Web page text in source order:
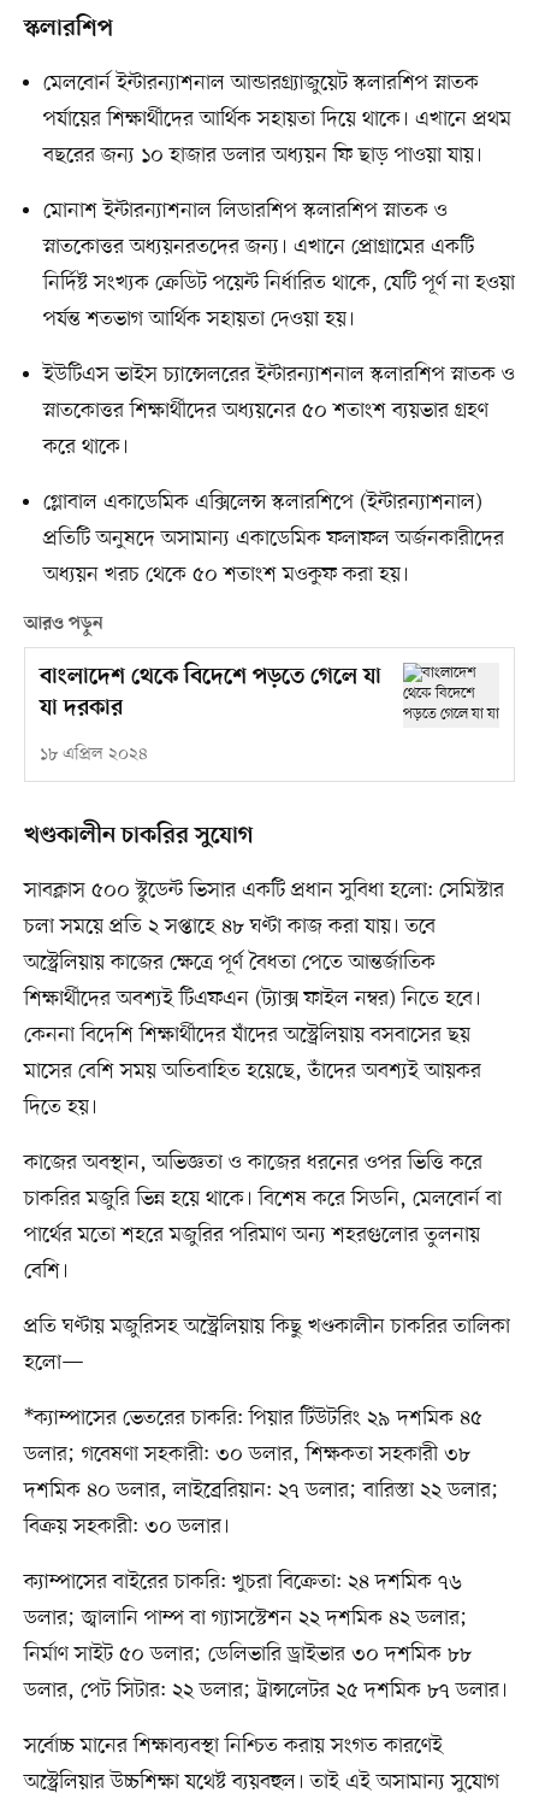
স্কলারশিপ
মেলবোর্ন ইন্টারন্যাশনাল আন্ডারগ্র্যাজুয়েট স্কলারশিপ স্নাতক
পর্যায়ের শিক্ষার্থীদের আর্থিক সহায়তা দিয়ে থাকে। এখানে প্রথম
বছরের জন্য ১০ হাজার ডলার অধ্যয়ন ফি ছাড় পাওয়া যায়।
মোনাশ ইন্টারন্যাশনাল লিডারশিপ স্কলারশিপ স্নাতক ও
স্নাতকোত্তর অধ্যয়নরতদের জন্য। এখানে প্রোগ্রামের একটি
নির্দিষ্ট সংখ্যক ক্রেডিট পয়েন্ট নির্ধারিত থাকে, যেটি পূর্ণ না হওয়া
পর্যন্ত শতভাগ আর্থিক সহায়তা দেওয়া হয়।
ইউটিএস ভাইস চ্যান্সেলরের ইন্টারন্যাশনাল স্কলারশিপ স্নাতক ও
স্নাতকোত্তর শিক্ষার্থীদের অধ্যয়নের ৫০ শতাংশ ব্যয়ভার গ্রহণ
করে থাকে।
গ্লোবাল একাডেমিক এক্সিলেন্স স্কলারশিপে (ইন্টারন্যাশনাল)
প্রতিটি অনুষদে অসামান্য একাডেমিক ফলাফল অর্জনকারীদের
অধ্যয়ন খরচ থেকে ৫০ শতাংশ মওকুফ করা হয়।
আরও পড়ুন
বাংলাদেশ থেকে বিদেশে পড়তে গেলে যা
যা দরকার
১৮ এপ্রিল ২০২৪
খণ্ডকালীন চাকরির সুযোগ
সাবক্লাস ৫০০ স্টুডেন্ট ভিসার একটি প্রধান সুবিধা হলো: সেমিস্টার
চলা সময়ে প্রতি ২ সপ্তাহে ৪৮ ঘণ্টা কাজ করা যায়। তবে
অস্ট্রেলিয়ায় কাজের ক্ষেত্রে পূর্ণ বৈধতা পেতে আন্তর্জাতিক
শিক্ষার্থীদের অবশ্যই টিএফএন (ট্যাক্স ফাইল নম্বর) নিতে হবে।
কেননা বিদেশি শিক্ষার্থীদের যাঁদের অস্ট্রেলিয়ায় বসবাসের ছয়
মাসের বেশি সময় অতিবাহিত হয়েছে, তাঁদের অবশ্যই আয়কর
দিতে হয়।
কাজের অবস্থান, অভিজ্ঞতা ও কাজের ধরনের ওপর ভিত্তি করে
চাকরির মজুরি ভিন্ন হয়ে থাকে। বিশেষ করে সিডনি, মেলবোর্ন বা
পার্থের মতো শহরে মজুরির পরিমাণ অন্য শহরগুলোর তুলনায়
বেশি।
প্রতি ঘণ্টায় মজুরিসহ অস্ট্রেলিয়ায় কিছু খণ্ডকালীন চাকরির তালিকা
হলো—
*ক্যাম্পাসের ভেতরের চাকরি: পিয়ার টিউটরিং ২৯ দশমিক ৪৫
ডলার; গবেষণা সহকারী: ৩০ ডলার, শিক্ষকতা সহকারী ৩৮
দশমিক ৪০ ডলার, লাইব্রেরিয়ান: ২৭ ডলার; বারিস্তা ২২ ডলার;
বিক্রয় সহকারী: ৩০ ডলার।
ক্যাম্পাসের বাইরের চাকরি: খুচরা বিক্রেতা: ২৪ দশমিক ৭৬
ডলার; জ্বালানি পাম্প বা গ্যাসস্টেশন ২২ দশমিক ৪২ ডলার;
নির্মাণ সাইট ৫০ ডলার; ডেলিভারি ড্রাইভার ৩০ দশমিক ৮৮
ডলার, পেট সিটার: ২২ ডলার; ট্রান্সলেটর ২৫ দশমিক ৮৭ ডলার।
সর্বোচ্চ মানের শিক্ষাব্যবস্থা নিশ্চিত করায় সংগত কারণেই
অস্ট্রেলিয়ার উচ্চশিক্ষা যথেষ্ট ব্যয়বহুল। তাই এই অসামান্য সুযোগ